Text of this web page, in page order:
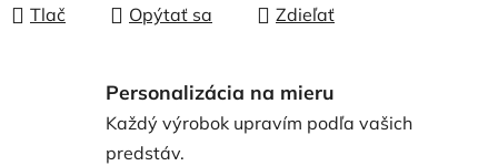
Tlač Opýtať sa Zdieľať
Personalizácia na mieru
Každý výrobok upravím podľa vašich
predstáv.